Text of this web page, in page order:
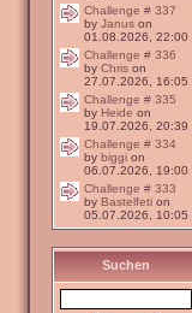
Challenge # 337
by Janus on
01.08.2026, 22:00
Challenge # 336
by Chris on
27.07.2026, 16:05
Challenge # 335
by Heide on
19.07.2026, 20:39
Challenge # 334
by biggi on
06.07.2026, 19:00
Challenge # 333
by Bastelfeti on
05.07.2026, 10:05
Suchen